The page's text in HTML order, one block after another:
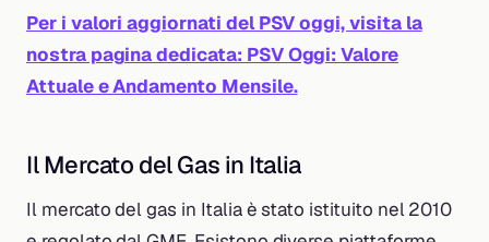
Per i valori aggiornati del PSV oggi, visita la
nostra pagina dedicata: PSV Oggi: Valore
Attuale e Andamento Mensile.
Il Mercato del Gas in Italia
Il mercato del gas in Italia è stato istituito nel 2010